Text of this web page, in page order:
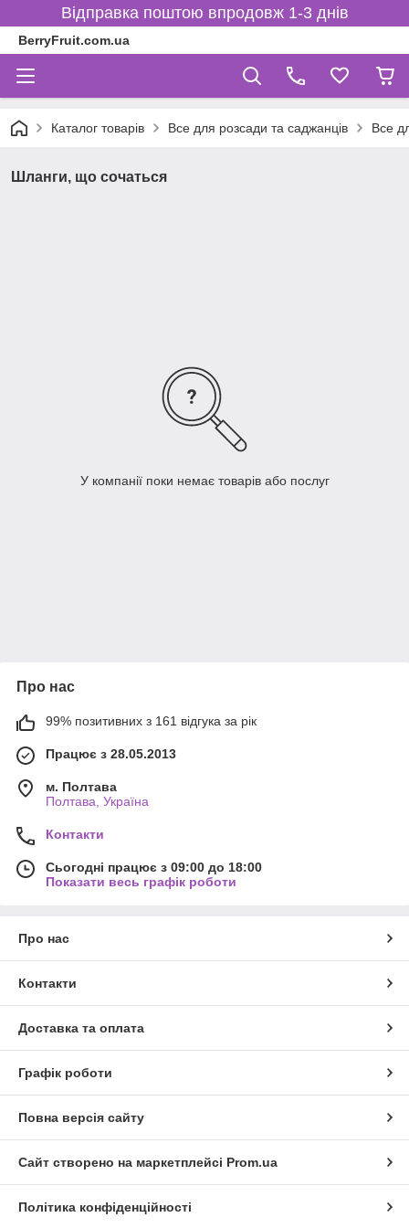
Відправка поштою впродовж 1-3 днів
BerryFruit.com.ua
Каталог товарів Все для розсади та саджанців Все
Шланги, що сочаться
У компанії поки немає товарів або послуг
Про нас
99% позитивних з 161 відгука за рік
Працює з 28.05.2013
м. Полтава
Полтава, Україна
Контакти
Сьогодні працює з 09:00 до 18:00
Показати весь графік роботи
Про нас
Контакти
Доставка та оплата
Графік роботи
Повна версія сайту
Сайт створено на маркетплейсі Prom.ua
Політика конфіденційності